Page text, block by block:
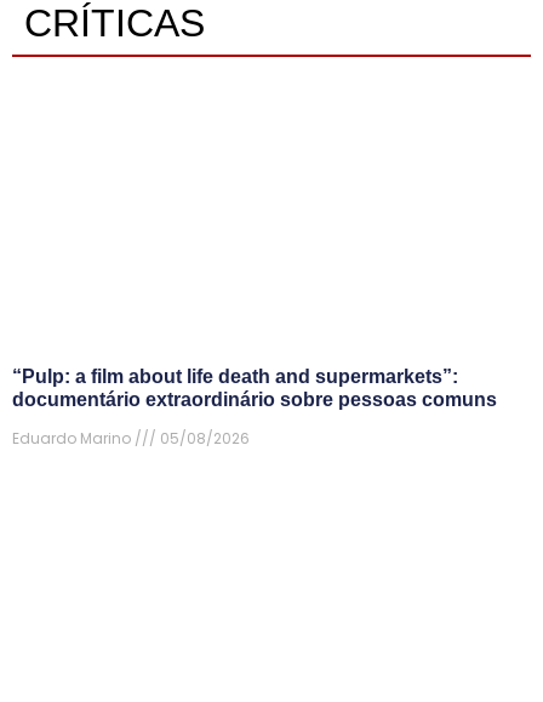
CRÍTICAS
“Pulp: a film about life death and supermarkets”:
documentário extraordinário sobre pessoas comuns
Eduardo Marino
05/08/2026